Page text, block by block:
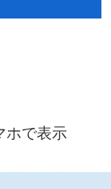
ホで表示